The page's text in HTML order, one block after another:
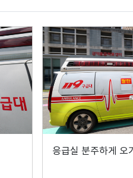
응급실 분주하게 오